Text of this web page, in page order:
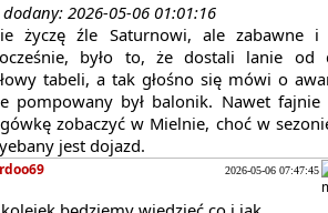
2026-05-06 01:01:16
życzę źle Saturnowi, ale zabawne i
było to, że dostali lanie od
tabeli, a tak głośno się mówi o
pompowany był balonik. Nawet fajnie
zobaczyć w Mielnie, choć w
jest dojazd.
2026-05-06 07:47:45